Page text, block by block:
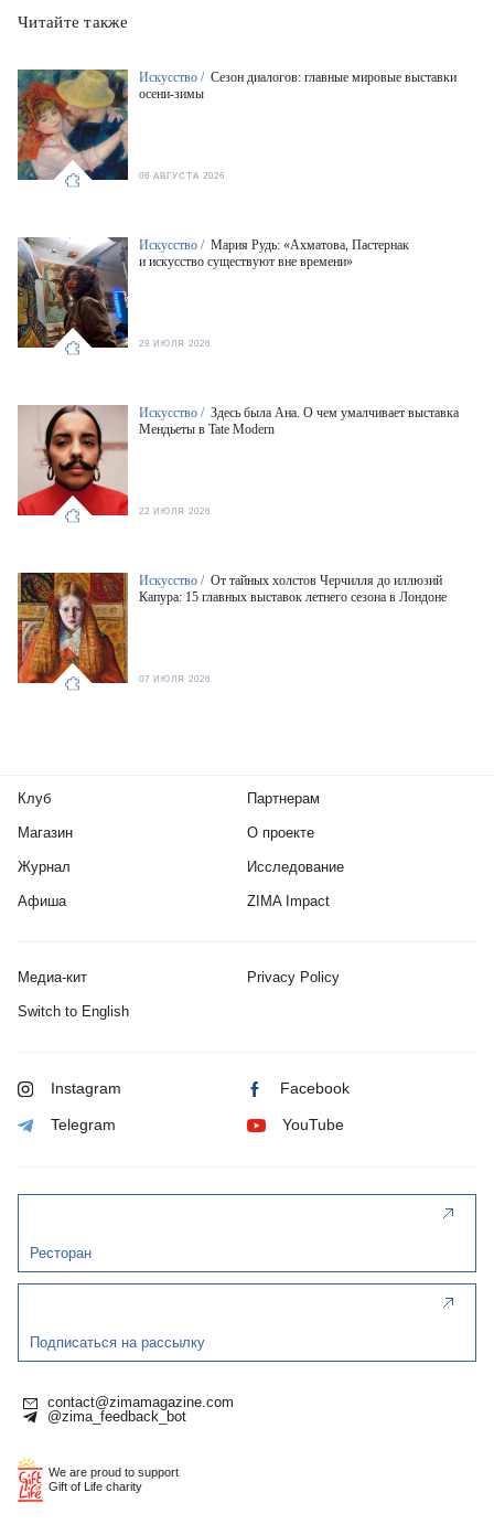
Читайте также
Искусство / Сезон диалогов: главные мировые выставки
осени-зимы
06 АВГУСТА 2026
Искусство / Мария Рудь: «Ахматова, Пастернак
и искусство существуют вне времени»
29 ИЮЛЯ 2026
Искусство / Здесь была Ана. О чем умалчивает выставка
Мендьеты в Tate Modern
22 ИЮЛЯ 2026
Искусство / От тайных холстов Черчилля до иллюзий
Капура: 15 главных выставок летнего сезона в Лондоне
07 ИЮЛЯ 2026
Клуб
Магазин
Журнал
Афиша
Партнерам
О проекте
Исследование
ZIMA Impact
Медиа-кит Privacy Policy
Switch to English
Instagram Facebook
Telegram YouTube
Ресторан
Подписаться на рассылку
contact@zimamagazine.com
@zima_feedback_bot
We are proud to support
Gift of Life charity